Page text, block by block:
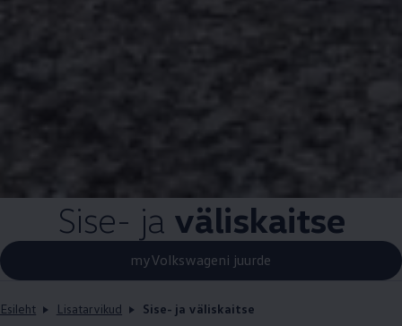
Sise- ja väliskaitse
myVolkswageni juurde
Esileht Lisatarvikud Sise- ja väliskaitse